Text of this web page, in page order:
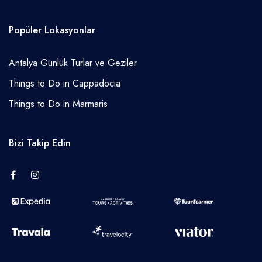
Popüler Lokasyonlar
Antalya Günlük Turlar ve Geziler
Things to Do in Cappadocia
Things to Do in Marmaris
Bizi Takip Edin